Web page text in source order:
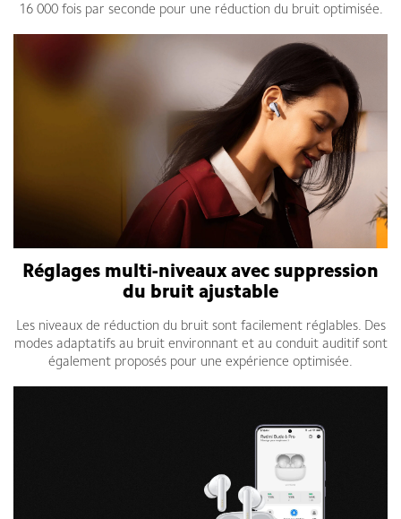
16 000 fois par seconde pour une réduction du bruit optimisée.
Réglages multi-niveaux avec suppression
du bruit ajustable
Les niveaux de réduction du bruit sont facilement réglables. Des
modes adaptatifs au bruit environnant et au conduit auditif sont
également proposés pour une expérience optimisée.